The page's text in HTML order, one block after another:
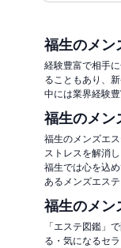
福生のメン
経験豊富で相手
ることもあり、
中には業界経験
福生のメン
福生のメンズエ
ストレスを解消
福生では心を込
あるメンズエス
福生のメン
「エステ図鑑」
る・気になるセ